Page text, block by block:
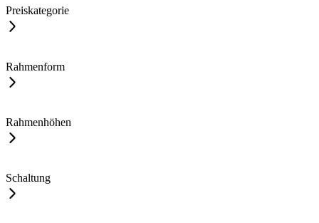
Preiskategorie
Rahmenform
Rahmenhöhen
Schaltung